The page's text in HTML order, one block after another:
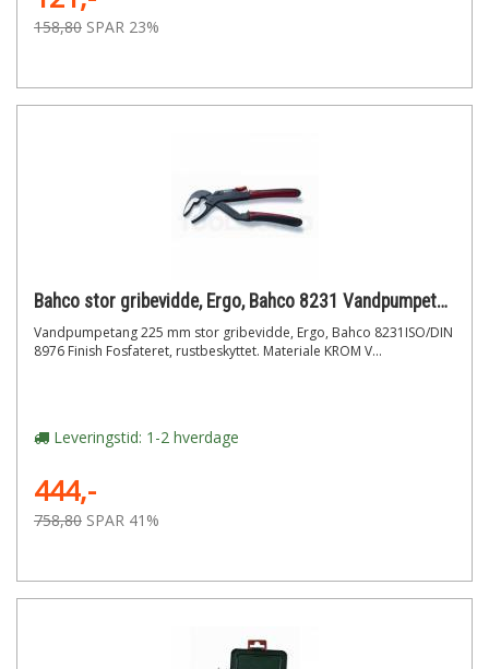
158,80 SPAR 23%
Bahco stor gribevidde, Ergo, Bahco 8231 Vandpumpetang 225 mm
Vandpumpetang 225 mm stor gribevidde, Ergo, Bahco 8231ISO/DIN
8976 Finish Fosfateret, rustbeskyttet. Materiale KROM V...
Leveringstid: 1-2 hverdage
444,-
758,80 SPAR 41%